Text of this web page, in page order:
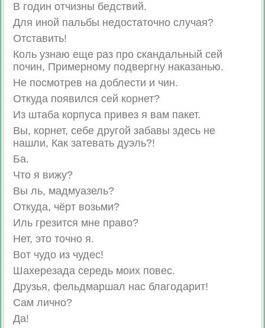
В годин отчизны бедствий.
Для иной пальбы недостаточно случая?
Отставить!
Коль узнаю еще раз про скандальный сей
почин, Примерному подвергну наказанью.
Не посмотрев на доблести и чин.
Откуда появился сей корнет?
Из штаба корпуса привез я вам пакет.
Вы, корнет, себе другой забавы здесь не
нашли, Как затевать дуэль?!
Ба.
Что я вижу?
Вы ль, мадмуазель?
Откуда, чёрт возьми?
Иль грезится мне право?
Нет, это точно я.
Вот чудо из чудес!
Шахерезада середь моих повес.
Друзья, фельдмаршал нас благодарит!
Сам лично?
Да!